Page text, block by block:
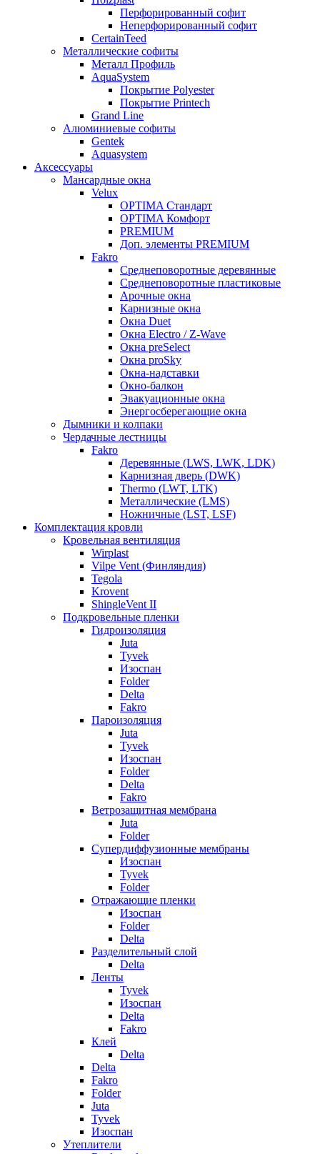
Перфорированный софит
Неперфорированный софит
CertainTeed
Металлические софиты
Металл Профиль
AquaSystem
Покрытие Polyester
Покрытие Printech
Grand Line
Алюминиевые софиты
Gentek
Aquasystem
Аксессуары
Мансардные окна
Velux
OPTIMA Стандарт
OPTIMA Комфорт
PREMIUM
Доп. элементы PREMIUM
Fakro
Cреднеповоротные деревянные
Cреднеповоротные пластиковые
Арочные окна
Карнизные окна
Окна Duet
Окна Electro / Z-Wave
Окна preSelect
Окна proSky
Окна-надставки
Окно-балкон
Эвакуационные окна
Энергосберегающие окна
Дымники и колпаки
Чердачные лестницы
Fakro
Деревянные (LWS, LWK, LDK)
Карнизная дверь (DWK)
Thermo (LWT, LTK)
Металлические (LMS)
Ножничные (LST, LSF)
Комплектация кровли
Кровельная вентиляция
Wirplast
Vilpe Vent (Финляндия)
Tegola
Krovent
ShingleVent II
Подкровельные пленки
Гидроизоляция
Juta
Tyvek
Изоспан
Folder
Delta
Fakro
Пароизоляция
Juta
Tyvek
Изоспан
Folder
Delta
Fakro
Ветрозащитная мембрана
Juta
Folder
Супердиффузионные мембраны
Изоспан
Tyvek
Folder
Отражающие пленки
Изоспан
Folder
Delta
Разделительный слой
Delta
Ленты
Tyvek
Изоспан
Delta
Fakro
Клей
Delta
Delta
Fakro
Folder
Juta
Tyvek
Изоспан
Утеплители